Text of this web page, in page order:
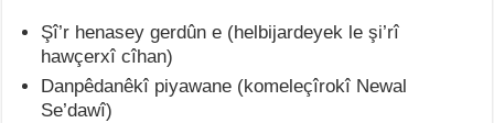
Şî’r henasey gerdûn e (helbijardeyek le şi’rî
hawçerxî cîhan)
Danpêdanêkî piyawane (komeleçîrokî Newal
Se’dawî)